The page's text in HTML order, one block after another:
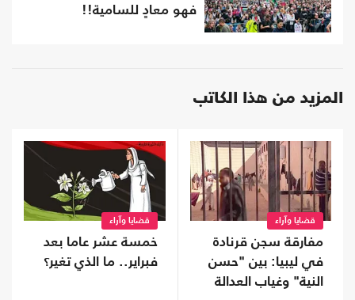
فهو معادٍ للسامية!!
المزيد من هذا الكاتب
قضايا وآراء
مفارقة سجن قرنادة
في ليبيا: بين "حسن
النية" وغياب العدالة
قضايا وآراء
خمسة عشر عاما بعد
فبراير.. ما الذي تغير؟